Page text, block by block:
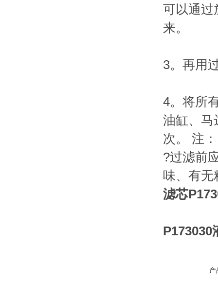
可以通过
来。
3。再用
4。将所
油缸、马
次。 注：
?过滤前
味、有无
滤芯
P173030
产